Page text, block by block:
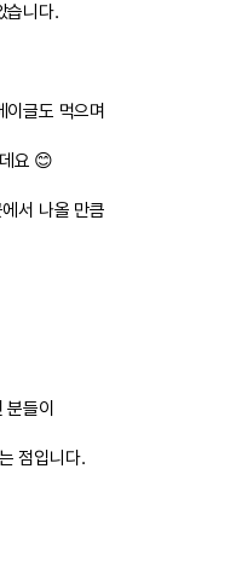
습니다.
글도 먹으며
요 😊
서 나올 만큼
들이
점입니다.